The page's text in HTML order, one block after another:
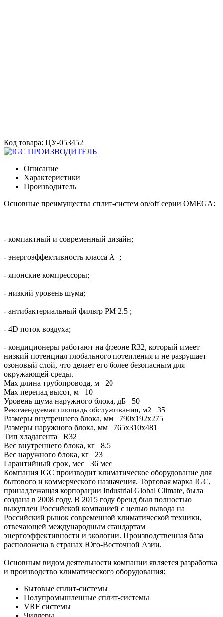
Код товара: ЦУ-053452
ПРОИЗВОДИТЕЛЬ
Описание
Характеристики
Производитель
Основные преимущества сплит-систем on/off серии OMEGA:
- компактный и современный дизайн;
- энергоэффективность класса А+;
- японские компрессоры;
- низкий уровень шума;
- антибактериальный фильтр PM 2.5 ;
- 4D поток воздуха;
- кондиционеры работают на фреоне R32, который имеет
низкий потенциал глобального потепления и не разрушает
озоновый слой, что делает его более безопасным для
окружающей среды.
Max длина трубопровода, м
20
Max перепад высот, м
10
Уровень шума наружного блока, дБ
50
Рекомендуемая площадь обслуживания, м2
35
Размеры внутреннего блока, мм
790х192х275
Размеры наружного блока, мм
765х310х481
Тип хладагента
R32
Вес внутреннего блока, кг
8.5
Вес наружного блока, кг
23
Гарантийный срок, мес
36 мес
Компания IGC производит климатическое оборудование для
бытового и коммерческого назначения. Торговая марка IGC,
принадлежащая корпорации Industrial Global Climate, была
создана в 2008 году. В 2015 году бренд был полностью
выкуплен Российской компанией с целью вывода на
Российский рынок современной климатической техники,
отвечающей международным стандартам
энергоэффективности и экологии. Производственная база
расположена в странах Юго-Восточной Азии.
Основным видом деятельности компании является разработка
и производство климатического оборудования:
Бытовые сплит-системы
Полупромышленные сплит-системы
VRF системы
Чиллеры